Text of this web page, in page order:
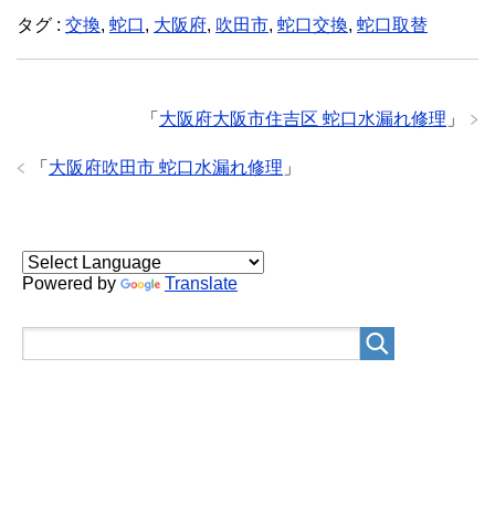
タグ : 交換, 蛇口, 大阪府, 吹田市, 蛇口交換, 蛇口取替
「 大阪府大阪市住吉区 蛇口水漏れ修理 」
「 大阪府吹田市 蛇口水漏れ修理 」
Powered by Translate